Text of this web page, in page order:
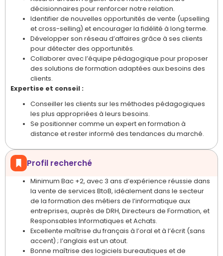
décisionnaires pour renforcer notre relation.
Identifier de nouvelles opportunités de vente (upselling
et cross-selling) et encourager la fidélité à long terme.
Développer son réseau d’affaires grâce à ses clients
pour détecter des opportunités.
Collaborer avec l’équipe pédagogique pour proposer
des solutions de formation adaptées aux besoins des
clients.
Expertise et conseil :
Conseiller les clients sur les méthodes pédagogiques
les plus appropriées à leurs besoins.
Se positionner comme un expert en formation à
distance et rester informé des tendances du marché.
Profil recherché
Minimum Bac +2, avec 3 ans d’expérience réussie dans
la vente de services BtoB, idéalement dans le secteur
de la formation des métiers de l’informatique aux
entreprises, auprès de DRH, Directeurs de Formation, et
Responsables Informatiques et Achats.
Excellente maîtrise du français à l’oral et à l’écrit (sans
accent) ; l’anglais est un atout.
Bonne maîtrise des logiciels bureautiques et de